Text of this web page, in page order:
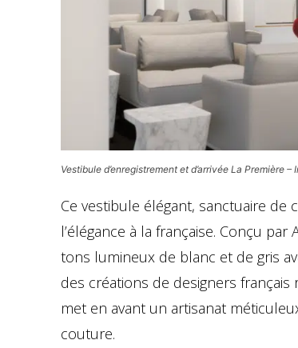
Vestibule d’enregistrement et d’arrivée La Première
Ce vestibule élégant, sanctuaire de
l’élégance à la française. Conçu par
tons lumineux de blanc et de gris
des créations de designers
met en avant un artisanat
couture.